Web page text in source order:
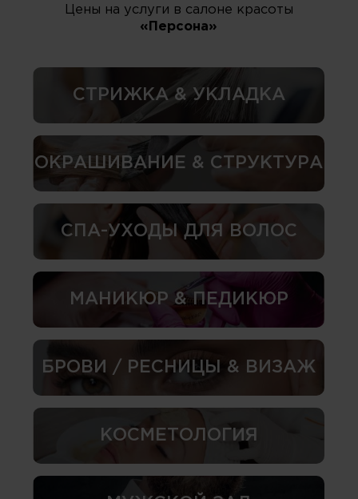
Цены на услуги в салоне красоты
«Персона»
СТРИЖКА & УКЛАДКА
ОКРАШИВАНИЕ & СТРУКТУРА
СПА-УХОДЫ ДЛЯ ВОЛОС
МАНИКЮР & ПЕДИКЮР
БРОВИ / РЕСНИЦЫ & ВИЗАЖ
КОСМЕТОЛОГИЯ